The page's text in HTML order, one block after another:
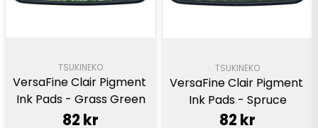
TSUKINEKO
VersaFine Clair Pigment
Ink Pads - Grass Green
82 kr
TSUKINEKO
VersaFine Clair Pigment
Ink Pads - Spruce
82 kr